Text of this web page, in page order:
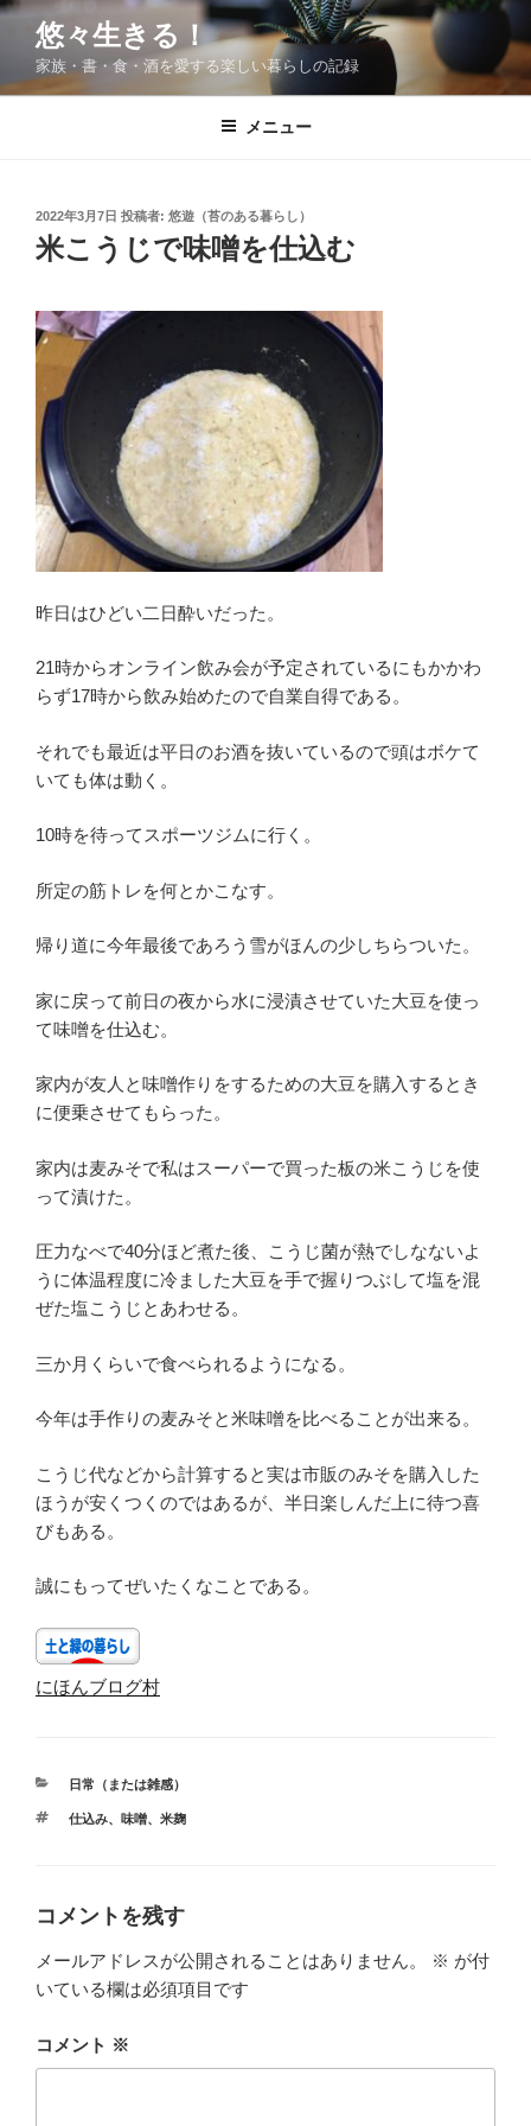
コ
ン
悠々生きる！
家族・書・食・酒を愛する楽しい暮らしの記録
メニュー
投
稿
日:
2022年3月7日 投稿者: 悠遊（苔のある暮らし）
米こうじで味噌を仕込む
昨日はひどい二日酔いだった。
21時からオンライン飲み会が予定されているにもかかわ
らず17時から飲み始めたので自業自得である。
それでも最近は平日のお酒を抜いているので頭はボケて
いても体は動く。
10時を待ってスポーツジムに行く。
所定の筋トレを何とかこなす。
帰り道に今年最後であろう雪がほんの少しちらついた。
家に戻って前日の夜から水に浸漬させていた大豆を使っ
て味噌を仕込む。
家内が友人と味噌作りをするための大豆を購入するとき
に便乗させてもらった。
家内は麦みそで私はスーパーで買った板の米こうじを使
って漬けた。
圧力なべで40分ほど煮た後、こうじ菌が熱でしなないよ
うに体温程度に冷ました大豆を手で握りつぶして塩を混
ぜた塩こうじとあわせる。
三か月くらいで食べられるようになる。
今年は手作りの麦みそと米味噌を比べることが出来る。
こうじ代などから計算すると実は市販のみそを購入した
ほうが安くつくのではあるが、半日楽しんだ上に待つ喜
びもある。
誠にもってぜいたくなことである。
にほんブログ村
カ
ゴ
日常（または雑感）
タ
仕込み、 味噌、 米麹
コメントを残す
メールアドレスが公開されることはありません。 ※ が付
いている欄は必須項目です
コメント ※